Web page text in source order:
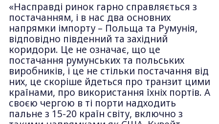
«Насправді ринок гарно справляється з
постачанням, і в нас два основних
напрямки імпорту – Польща та Румунія,
відповідно південний та західний
коридори. Це не означає, що це
постачання румунських та польських
виробників, і це не стільки постачання від
них, це скоріше йдеться про транзит цими
країнами, про використання їхніх портів. А
своєю чергою в ті порти надходить
пальне з 15-20 країн світу, включно з